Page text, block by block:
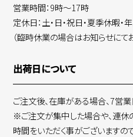
営業時間：9時～17時
定休日：土・日・祝日・夏季休暇・
（臨時休業の場合はお知らせにて
出荷日について
ご注文後、在庫がある場合、7営
※ご注文が集中した場合や、連休
時間をいただく事がございますの